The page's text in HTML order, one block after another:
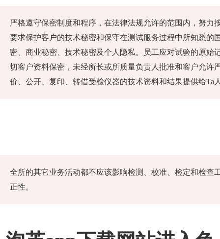
严格遵守保密制度和程序，在法律法规允许的范围内，努力
要求保护客户的技术秘密和保守在测试服务过程中所知悉的
密、商业秘密、技术秘密及个人隐私。员工应对试验的原
切客户资料保密，未经所长或所质量负责人批准和客户允许
价、公开、复印、转借受检仪器的技术资料和结果提供给Ta
全所的其它业务活动都不应该影响检测、校准、检定和检
正性。